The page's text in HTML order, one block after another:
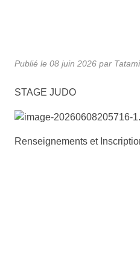
Publié le 08 juin 2026 par
STAGE JUDO
Renseignements et